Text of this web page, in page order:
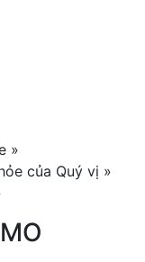
»
của Quý vị »